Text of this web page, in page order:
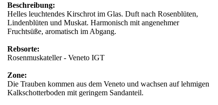
Beschreibung:
Helles leuchtendes Kirschrot im Glas. Duft nach Rosenblüten,
Lindenblüten und Muskat. Harmonisch mit angenehmer
Fruchtsüße, aromatisch im Abgang.
Rebsorte:
Rosenmuskateller - Veneto IGT
Zone:
Die Trauben kommen aus dem Veneto und wachsen auf lehmigen
Kalkschotterboden mit geringem Sandanteil.